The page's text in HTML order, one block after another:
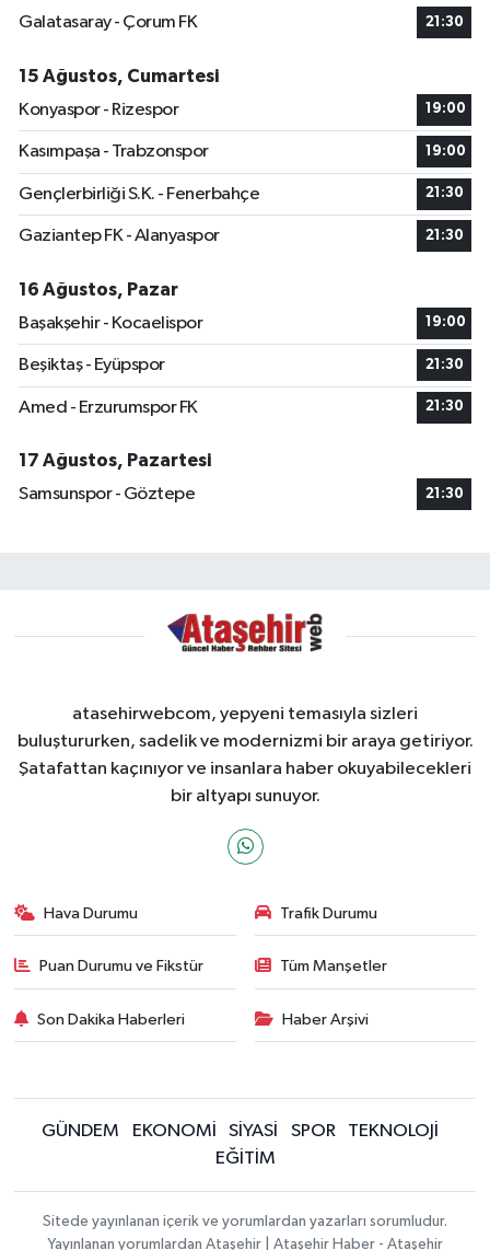
Galatasaray - Çorum FK
21:30
15 Ağustos, Cumartesi
Konyaspor - Rizespor
19:00
Kasımpaşa - Trabzonspor 19:00
Gençlerbirliği S.K. - Fenerbahçe 21:30
Gaziantep FK - Alanyaspor 21:30
16 Ağustos, Pazar
Başakşehir - Kocaelispor
19:00
Beşiktaş - Eyüpspor 21:30
Amed - Erzurumspor FK 21:30
17 Ağustos, Pazartesi
Samsunspor - Göztepe
21:30
atasehirwebcom, yepyeni temasıyla sizleri
buluştururken, sadelik ve modernizmi bir araya getiriyor.
Şatafattan kaçınıyor ve insanlara haber okuyabilecekleri
bir altyapı sunuyor.
Hava Durumu Trafik Durumu
Puan Durumu ve Fikstür Tüm Manşetler
Son Dakika Haberleri Haber Arşivi
GÜNDEM EKONOMİ SİYASİ SPOR
TEKNOLOJİ
EĞİTİM
Sitede yayınlanan içerik ve yorumlardan yazarları sorumludur.
Yayınlanan yorumlardan Ataşehir | Ataşehir Haber - Ataşehir